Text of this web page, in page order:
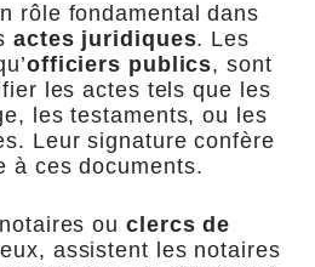
rôle fondamental dans
actes juridiques. Les
officiers publics, sont
les actes tels que les
les testaments, ou les
Leur signature confère
à ces documents.
ou clercs de
assistent les notaires